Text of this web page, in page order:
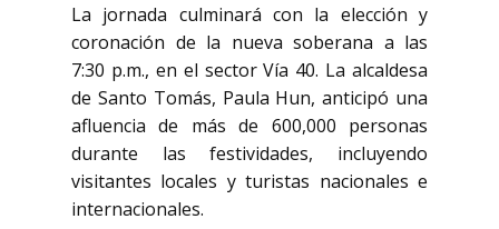
La jornada culminará con la elección y
coronación de la nueva soberana a las
7:30 p.m., en el sector Vía 40. La alcaldesa
de Santo Tomás, Paula Hun, anticipó una
afluencia de más de 600,000 personas
durante las festividades, incluyendo
visitantes locales y turistas nacionales e
internacionales.